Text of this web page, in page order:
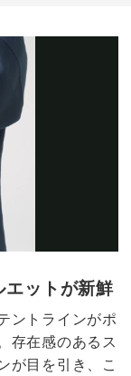
エットが新鮮
ントラインがポ
存在感のあるス
が目を引き、こ